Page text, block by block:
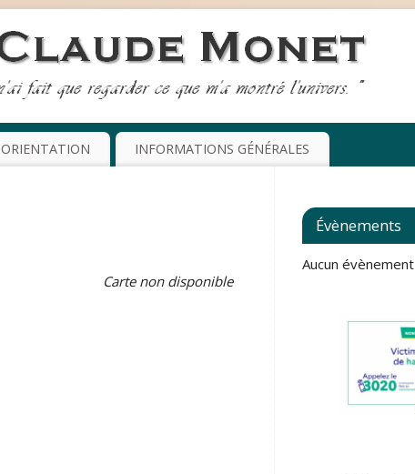
ORIENTATION INFORMATIONS GÉNÉRALES
Carte non disponible
Évènements
Aucun évènement